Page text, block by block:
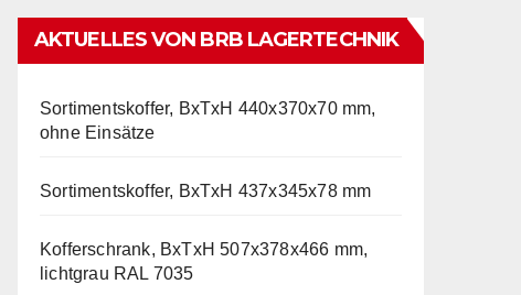
AKTUELLES VON BRB LAGERTECHNIK
Sortimentskoffer, BxTxH 440x370x70 mm,
ohne Einsätze
Sortimentskoffer, BxTxH 437x345x78 mm
Kofferschrank, BxTxH 507x378x466 mm,
lichtgrau RAL 7035